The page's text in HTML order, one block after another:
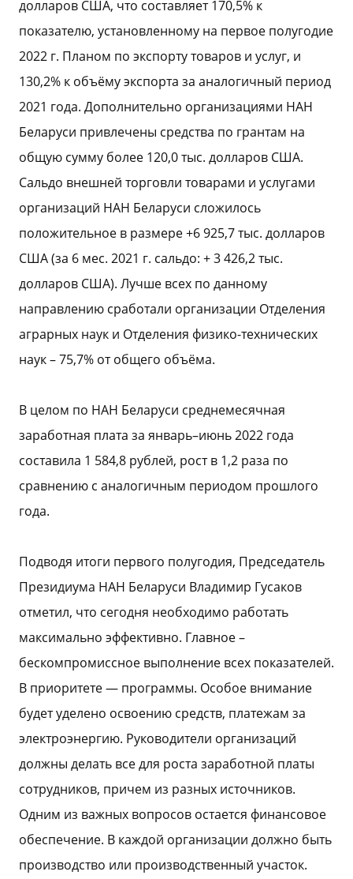
долларов США, что составляет 170,5% к
показателю, установленному на первое полугодие
2022 г. Планом по экспорту товаров и услуг, и
130,2% к объёму экспорта за аналогичный период
2021 года. Дополнительно организациями НАН
Беларуси привлечены средства по грантам на
общую сумму более 120,0 тыс. долларов США.
Сальдо внешней торговли товарами и услугами
организаций НАН Беларуси сложилось
положительное в размере +6 925,7 тыс. долларов
США (за 6 мес. 2021 г. сальдо: + 3 426,2 тыс.
долларов США). Лучше всех по данному
направлению сработали организации Отделения
аграрных наук и Отделения физико-технических
наук – 75,7% от общего объёма.
В целом по НАН Беларуси среднемесячная
заработная плата за январь–июнь 2022 года
составила 1 584,8 рублей, рост в 1,2 раза по
сравнению с аналогичным периодом прошлого
года.
Подводя итоги первого полугодия, Председатель
Президиума НАН Беларуси Владимир Гусаков
отметил, что сегодня необходимо работать
максимально эффективно. Главное –
бескомпромиссное выполнение всех показателей.
В приоритете — программы. Особое внимание
будет уделено освоению средств, платежам за
электроэнергию. Руководители организаций
должны делать все для роста заработной платы
сотрудников, причем из разных источников.
Одним из важных вопросов остается финансовое
обеспечение. В каждой организации должно быть
производство или производственный участок.